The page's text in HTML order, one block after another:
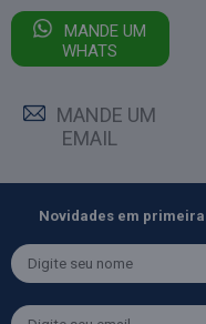
MANDE UM
WHATS
MANDE UM
EMAIL
Novidades em